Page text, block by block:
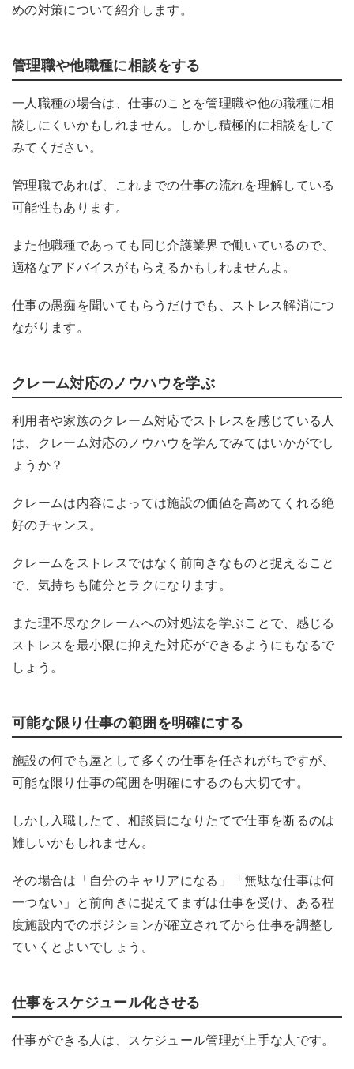
めの対策について紹介します。
管理職や他職種に相談をする
一 人職種の場合は、仕事のことを管理職や他の職種に相
談しにくいかもしれません。しかし積極的に相談をして
みてください。
管理職であれば
これまでの仕事の流れを理解している
可能性もあります。
また他職種であっても同じ介護業界で働いているので、
適格なアドバイスがもらえるかもしれませんよ。
仕事の愚痴を聞いてもらうだけでも、ストレス解消につ
ながります。
クレーム対応のノウハウを学ぶ
利用者や家族のクレーム対応でストレスを感じている人
は、クレーム対応のノウハウを学んでみてはいかがでし
ょうか？
クレームは内容によっては施設の価値を高めてくれる絶
好のチャンス。
クレームをストレスではなく前向きなものと捉えること
で、気持ちも 随分と ラクになります。
また理不尽なクレームへの対処法を学ぶことで、感じる
ストレスを最小限に抑えた対応ができるようにもなるで
しょう。
可能な限り 仕事の範囲を明確にする
施設の何でも屋として多くの仕事を任されがちですが、
可能な限り仕事の範囲を明確にするのも大切です。
しかし入職したて、相談員になりたてで仕事を断るのは
難しいかもしれません。
その場合は「自分のキャリアになる」「無駄な仕事は何
一つない」と前向きに捉えてまずは仕事を受け、ある程
度施設内でのポジションが確立されてから仕事を調整し
ていくとよいでしょう 。
仕事をスケジュール化させる
仕事ができる人は、スケジュール管理が上手な人です。